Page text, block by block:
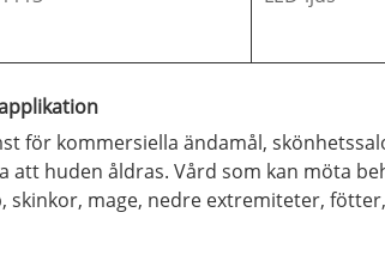
för kommersiella ändamål,
huden åldras. Vård som kan möta
mage, nedre extremiteter,